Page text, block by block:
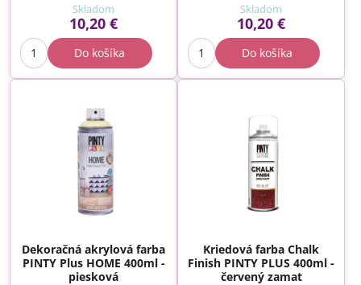
Skladom
10,20 €
Do košíka
Skladom
10,20 €
Do košíka
Dekoračná akrylová farba
PINTY Plus HOME 400ml -
piesková
Kriedová farba Chalk
Finish PINTY PLUS 400ml -
červený zamat